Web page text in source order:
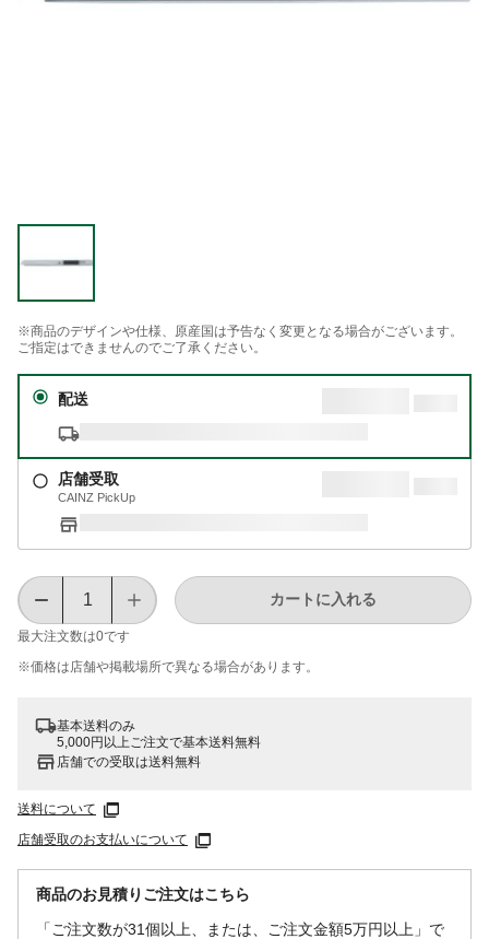
※商品のデザインや仕様、原産国は予告なく変更となる場合がございます。
ご指定はできませんのでご了承ください。
配送
店舗受取
CAINZ PickUp
最大注文数は0です
カートに入れる
※価格は​店舗や​掲載場所で​異なる​場合が​あります。
基本送料のみ
5,000円以上ご注文で基本送料無料
店舗での受取は送料無料
送料について
店舗受取のお支払いについて
商品のお見積りご注文はこちら
「ご注文数が31個以上、または、ご注文金額5万円以上」で